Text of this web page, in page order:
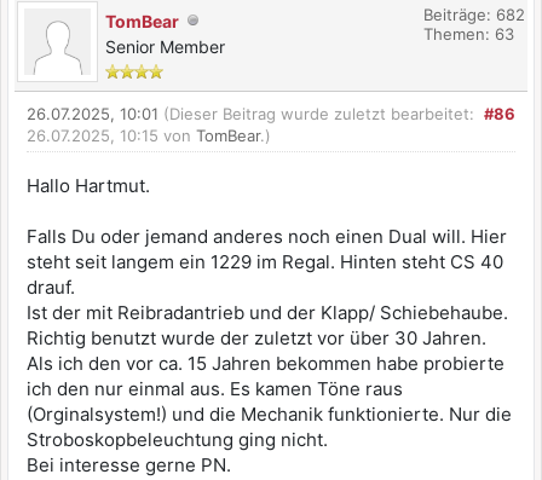
TomBear
Senior Member
Beiträge: 682
Themen: 63
#86
26.07.2025, 10:01 (Dieser Beitrag wurde zuletzt bearbeitet:
26.07.2025, 10:15 von TomBear.)
Hallo Hartmut.
Falls Du oder jemand anderes noch einen Dual will. Hier
steht seit langem ein 1229 im Regal. Hinten steht CS 40
drauf.
Ist der mit Reibradantrieb und der Klapp/ Schiebehaube.
Richtig benutzt wurde der zuletzt vor über 30 Jahren.
Als ich den vor ca. 15 Jahren bekommen habe probierte
ich den nur einmal aus. Es kamen Töne raus
(Orginalsystem!) und die Mechanik funktionierte. Nur die
Stroboskopbeleuchtung ging nicht.
Bei interesse gerne PN.